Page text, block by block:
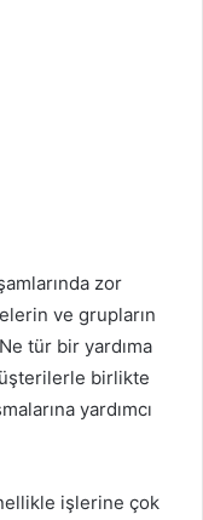
zor
ve grupların
tür bir yardıma
birlikte
yardımcı
işlerine çok